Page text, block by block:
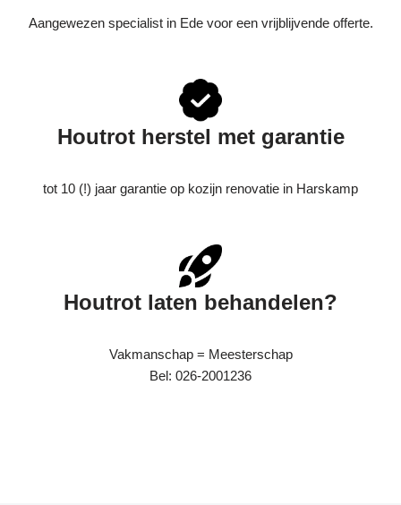
Aangewezen specialist in Ede voor een vrijblijvende offerte.
Houtrot herstel met garantie
tot 10 (!) jaar garantie op kozijn renovatie in Harskamp
Houtrot laten behandelen?
Vakmanschap = Meesterschap
Bel: 026-2001236